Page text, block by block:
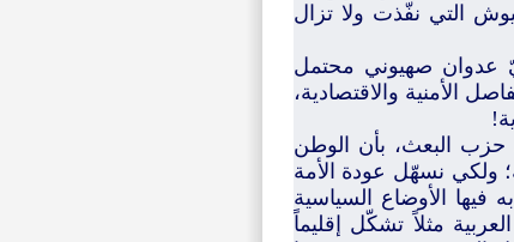
التي نفّذت ولا تزال
عدوان صهيوني محتمل
الأمنية والاقتصادية،
حزب البعث، بأن الوطن
ولكي نسهّل عودة الأمة
فيها الأوضاع السياسية
مثلاً تشكّل إقليماً